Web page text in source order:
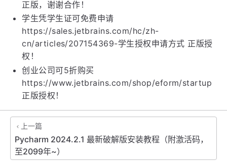
声明
本教程只做个人学习使用，请勿用于商业用途！
若资金允许，请点击
https://www.jetbrains.com/Pycharm /buy/ 购买
正版，谢谢合作！
学生凭学生证可免费申请
cn/articles/207154369-学生授权申请方式 正版授
权！
创业公司可5折购买
https://www.jetbrains.com/shop/eform/startup